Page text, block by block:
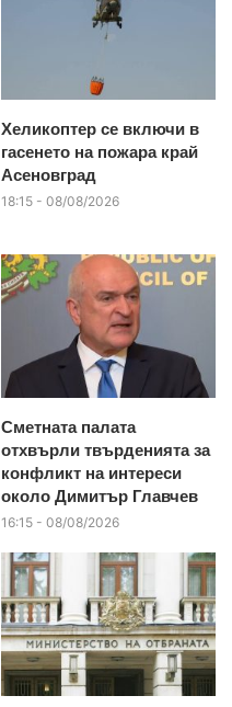
Хеликоптер се включи в
гасенето на пожара край
Асеновград
18:15 - 08/08/2026
Сметната палата
отхвърли твърденията за
конфликт на интереси
около Димитър Главчев
16:15 - 08/08/2026